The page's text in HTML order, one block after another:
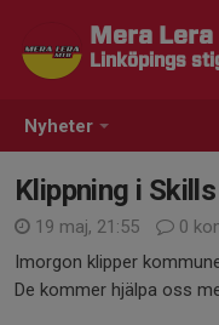
Nyheter
Mera Lera
Linköpings
Klippning i
19 maj, 21:55
0
Imorgon klipper
De kommer hjälpa oss